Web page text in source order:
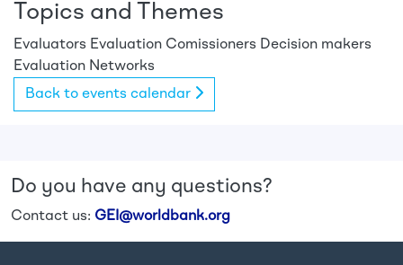
Topics and Themes
Evaluators Evaluation Comissioners Decision makers
Evaluation Networks
Back to events calendar
Do you have any questions?
Contact us: GEI@worldbank.org